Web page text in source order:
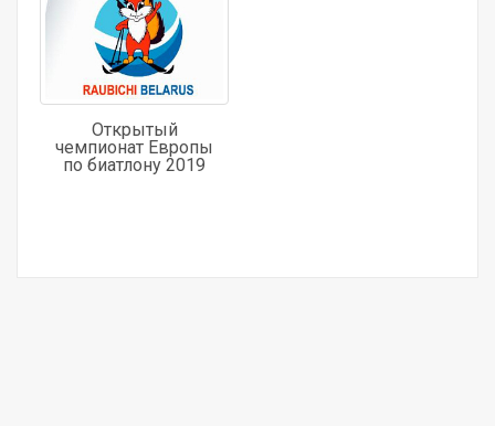
Открытый
чемпионат Европы
по биатлону 2019